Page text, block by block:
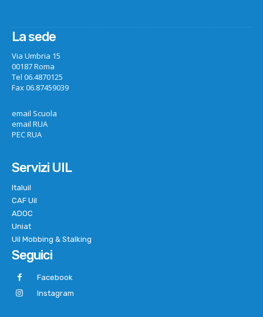
La sede
Via Umbria 15
00187 Roma
Tel 06.4870125
Fax 06.87459039
email Scuola
email RUA
PEC RUA
Servizi UIL
Italuil
CAF Uil
ADOC
Uniat
Uil Mobbing & Stalking
Seguici
Facebook
Instagram